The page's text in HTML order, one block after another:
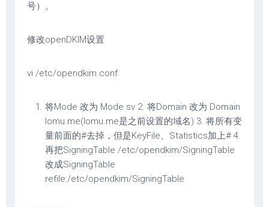
号）。
修改openDKIM设置
vi /etc/opendkim.conf
将Mode 改为 Mode sv 2. 将Domain 改为 Domain
lomu.me(lomu.me是之前设置的域名) 3. 将所有变
量前面的#去掉，但是KeyFile、Statistics加上# 4.
再把SigningTable /etc/opendkim/SigningTable
改成SigningTable
refile:/etc/opendkim/SigningTable